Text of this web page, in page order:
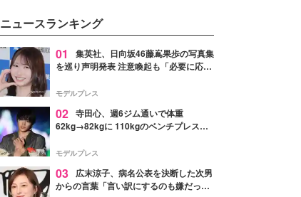
ター・茅野しのぶ。一人ひとりの
個性に寄り添い、魅力を引き出す
衣装作りは、多くの女性たちに勇
気と自信を与え続けている。
ニュースランキング
01
集英社、日向坂46藤嶌果歩の写真集
を巡り声明発表 注意喚起も「必要に応じ
モデルプレス
02 寺田心、週6ジム通いで体重
62kg→82kgに 110kgのベンチプレス持
「かっこいい」と反響
モデルプレス
03
広末涼子、病名公表を決断した次男
からの言葉「言い訳にするのも嫌だっ